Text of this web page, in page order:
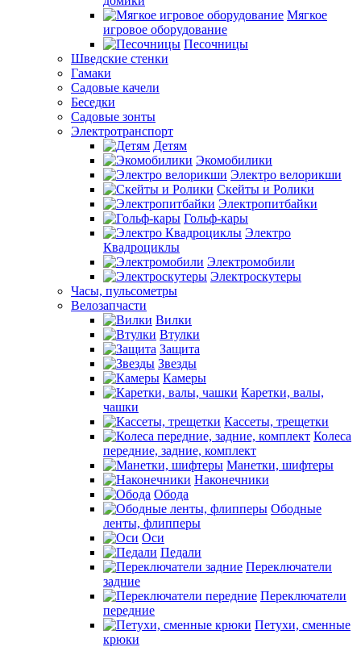
Мягкое
игровое оборудование
Песочницы
Шведские стенки
Гамаки
Садовые качели
Беседки
Садовые зонты
Электротранспорт
Детям
Экомобилики
Электро велорикши
Скейты и Ролики
Электропитбайки
Гольф-кары
Электро
Квадроциклы
Электромобили
Электроскутеры
Часы, пульсометры
Велозапчасти
Вилки
Втулки
Защита
Звезды
Камеры
Каретки, валы,
чашки
Кассеты, трещетки
Колеса
передние, задние, комплект
Манетки, шифтеры
Наконечники
Обода
Ободные
ленты, флипперы
Оси
Педали
Переключатели
задние
Переключатели
передние
Петухи, сменные
крюки